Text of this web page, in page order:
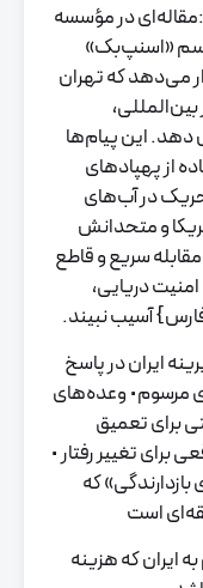
مقاله‌ای در مؤسسه
«اسنپ‌بک»
می‌دهد که تهران
دهد. این پیام‌ها
از پهپادهای
در آب‌های
و متحدانش
سریع و قاطع
امنیت دریایی،
آسیب نبیند.
ایران در پاسخ
مرسوم• وعده‌های
برای تعمیق
برای تغییر رفتار•
که
است
ایران که هزینه‌